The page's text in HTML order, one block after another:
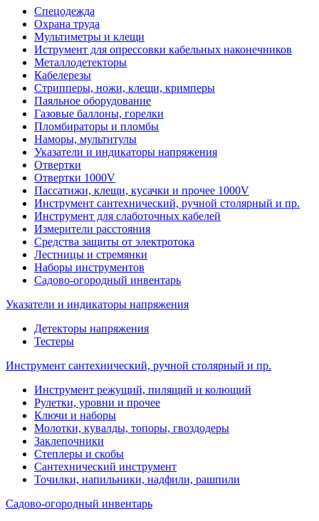
Спецодежда
Охрана труда
Мультиметры и клещи
Иструмент для опрессовки кабельных наконечников
Металлодетекторы
Кабелерезы
Стрипперы, ножи, клещи, кримперы
Паяльное оборудование
Газовые баллоны, горелки
Пломбираторы и пломбы
Наморы, мультитулы
Указатели и индикаторы напряжения
Отвертки
Отвертки 1000V
Пассатижи, клещи, кусачки и прочее 1000V
Инструмент сантехнический, ручной столярный и пр.
Инструмент для слаботочных кабелей
Измерители расстояния
Средства защиты от электротока
Лестницы и стремянки
Наборы инструментов
Садово-огородный инвентарь
Указатели и индикаторы напряжения
Детекторы напряжения
Тестеры
Инструмент сантехнический, ручной столярный и пр.
Инструмент режущий, пилящий и колющий
Рулетки, уровни и прочее
Ключи и наборы
Молотки, кувалды, топоры, гвоздодеры
Заклепочники
Степлеры и скобы
Сантехнический инструмент
Точилки, напильники, надфили, рашпили
Садово-огородный инвентарь